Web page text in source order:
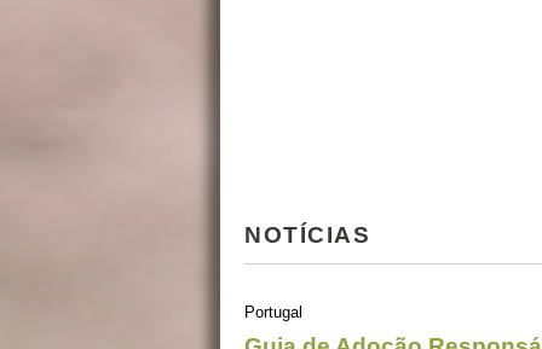
NOTÍCIAS
Portugal